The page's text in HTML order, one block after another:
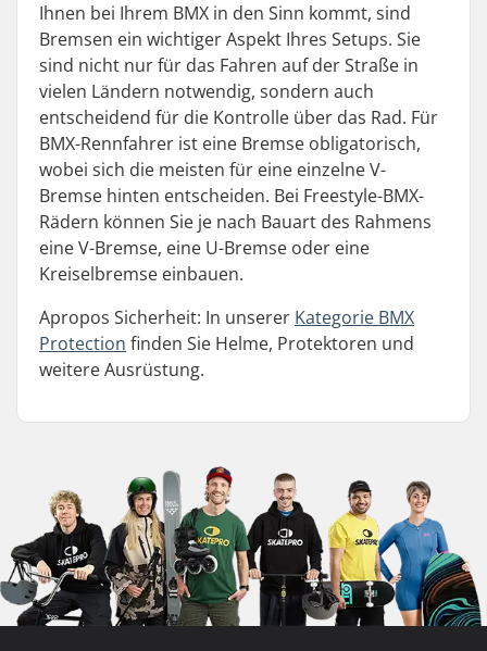
Ihnen bei Ihrem BMX in den Sinn kommt, sind
Bremsen ein wichtiger Aspekt Ihres Setups. Sie
sind nicht nur für das Fahren auf der Straße in
vielen Ländern notwendig, sondern auch
entscheidend für die Kontrolle über das Rad. Für
BMX-Rennfahrer ist eine Bremse obligatorisch,
wobei sich die meisten für eine einzelne V-
Bremse hinten entscheiden. Bei Freestyle-BMX-
Rädern können Sie je nach Bauart des Rahmens
eine V-Bremse, eine U-Bremse oder eine
Kreiselbremse einbauen.
Apropos Sicherheit: In unserer Kategorie BMX
Protection finden Sie Helme, Protektoren und
weitere Ausrüstung.